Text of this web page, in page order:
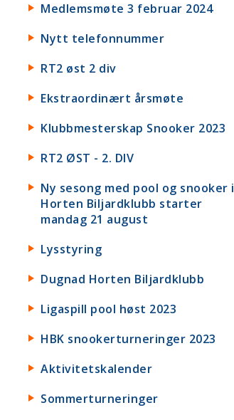
Medlemsmøte 3 februar 2024
Nytt telefonnummer
RT2 øst 2 div
Ekstraordinært årsmøte
Klubbmesterskap Snooker 2023
RT2 ØST - 2. DIV
Ny sesong med pool og snooker i
Horten Biljardklubb starter
mandag 21 august
Lysstyring
Dugnad Horten Biljardklubb
Ligaspill pool høst 2023
HBK snookerturneringer 2023
Aktivitetskalender
Sommerturneringer